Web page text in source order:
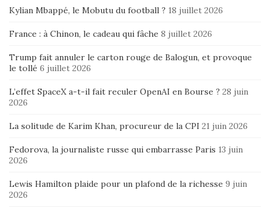
Kylian Mbappé, le Mobutu du football ? 18 juillet 2026
France : à Chinon, le cadeau qui fâche 8 juillet 2026
Trump fait annuler le carton rouge de Balogun, et provoque
le tollé 6 juillet 2026
L’effet SpaceX a-t-il fait reculer OpenAI en Bourse ? 28 juin
2026
La solitude de Karim Khan, procureur de la CPI 21 juin 2026
Fedorova, la journaliste russe qui embarrasse Paris 13 juin
2026
Lewis Hamilton plaide pour un plafond de la richesse 9 juin
2026